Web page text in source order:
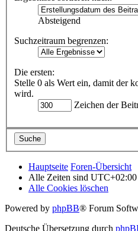
Absteigend
Suchzeitraum begrenzen:
Die ersten:
Stelle 0 als Wert ein, damit der
wird.
Zeichen der
Hauptseite Foren-Übersicht
Alle Zeiten sind UTC+02:00
Alle Cookies löschen
Powered by phpBB® Forum
Deutsche Übersetzung durch